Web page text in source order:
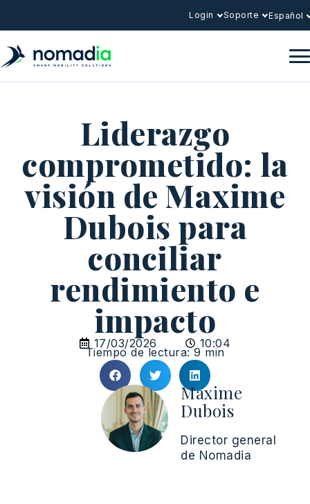
Login Soporte Español
Liderazgo
comprometido: la
visión de Maxime
Dubois para
conciliar
rendimiento e
impacto
17/03/2026 10:04
Tiempo de lectura: 9 min
Maxime
Dubois
Director general
de Nomadia